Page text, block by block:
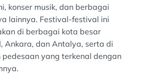
konser musik, dan berbagai
lainnya. Festival-festival ini
di berbagai kota besar
Ankara, dan Antalya, serta di
yang terkenal dengan